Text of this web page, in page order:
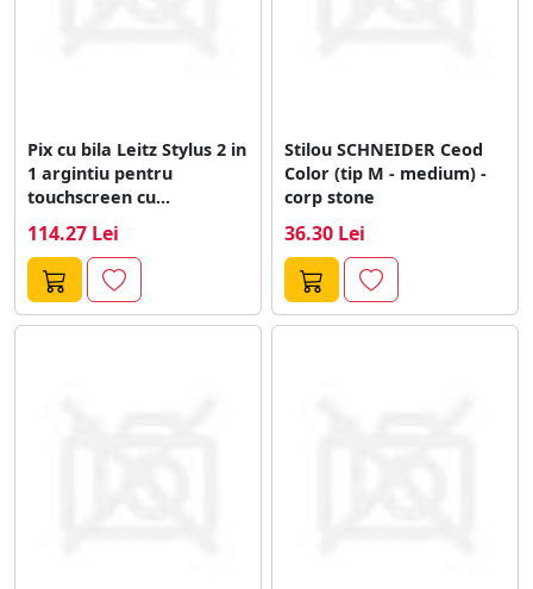
Pix cu bila Leitz Stylus 2 in
1 argintiu pentru
touchscreen cu...
114.27 Lei
Stilou SCHNEIDER Ceod
Color (tip M - medium) -
corp stone
36.30 Lei